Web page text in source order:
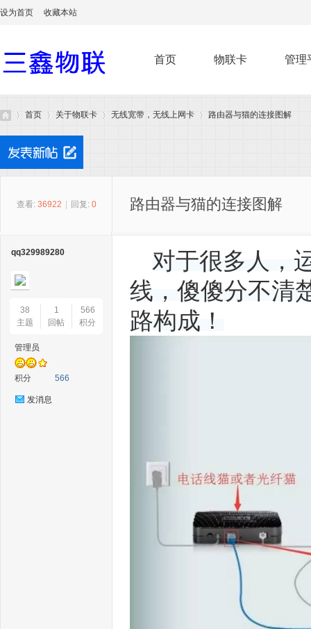
设为首页 收藏本站
首页 物联卡 管理
首页 关于物联卡 无线宽带，无线上网卡 路由器与猫的连接图解
查看: 36922 回复: 0 路由器与猫的连接图解
qq329989280
38
主题
1
回帖
566
积分
管理员
积分 566
发消息
对于很多人，
线，傻傻分不清
路构成！